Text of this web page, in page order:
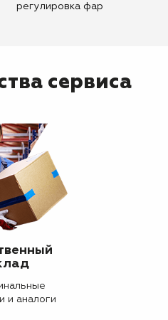
регулировка фар
сервиса
и аналоги